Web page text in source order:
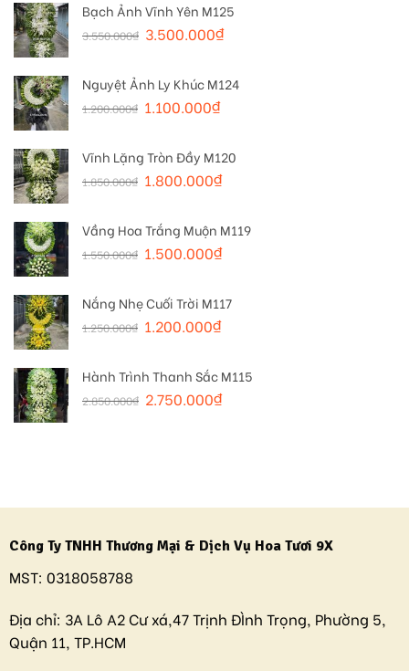
Bạch Ảnh Vĩnh Yên M125
3.550.000₫ 3.500.000₫
Nguyệt Ảnh Ly Khúc M124
1.200.000₫ 1.100.000₫
Vĩnh Lặng Tròn Đầy M120
1.850.000₫ 1.800.000₫
Vầng Hoa Trắng Muộn M119
1.550.000₫ 1.500.000₫
Nắng Nhẹ Cuối Trời M117
1.250.000₫ 1.200.000₫
Hành Trình Thanh Sắc M115
2.850.000₫ 2.750.000₫
Công Ty TNHH Thương Mại & Dịch Vụ Hoa Tươi 9X
MST: 0318058788
Địa chỉ: 3A Lô A2 Cư xá,47 Trịnh ĐÌnh Trọng, Phường 5,
Quận 11, TP.HCM